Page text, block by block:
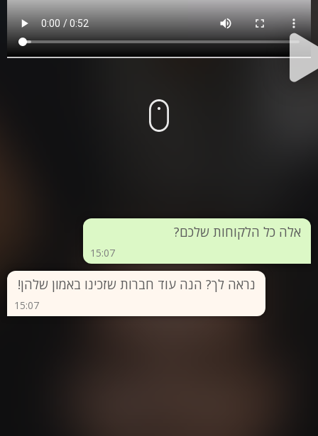
אלה כל הלקוחות שלכם?
15:07
נראה לך? הנה עוד חברות שזכינו באמון שלהן!
15:07